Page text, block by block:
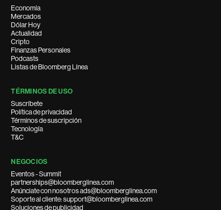
Economía
Mercados
Dólar Hoy
Actualidad
Cripto
Finanzas Personales
Podcasts
Listas de Bloomberg Línea
TÉRMINOS DE USO
Suscríbete
Política de privacidad
Términos de suscripción
Tecnología
T&C
NEGOCIOS
Eventos - Summit
partnerships@bloomberglinea.com
Anúnciate con nosotros ads@bloomberglinea.com
Soporte al cliente: support@bloomberglinea.com
Soluciones de publicidad